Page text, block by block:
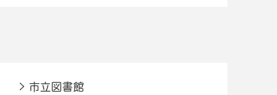
市立図書館